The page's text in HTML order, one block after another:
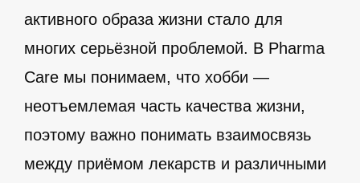
активного образа жизни стало для
многих серьёзной проблемой. В Pharma
Care мы понимаем, что хобби —
неотъемлемая часть качества жизни,
поэтому важно понимать взаимосвязь
между приёмом лекарств и различными